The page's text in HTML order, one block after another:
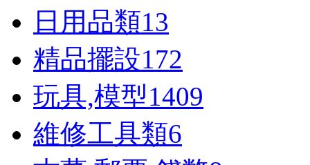
日用品類13
精品擺設172
玩具,模型1409
維修工具類6